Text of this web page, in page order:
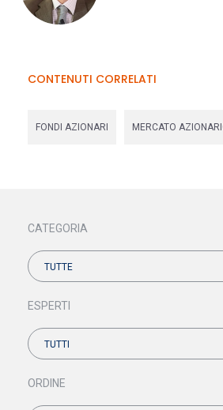
CONTENUTI CORRELATI
FONDI AZIONARI MERCATO
CATEGORIA
TUTTE
ESPERTI
TUTTI
ORDINE